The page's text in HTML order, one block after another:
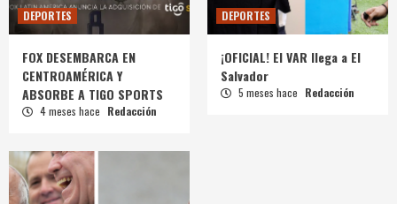
DEPORTES
FOX DESEMBARCA EN
CENTROAMÉRICA Y
ABSORBE A TIGO SPORTS
4 meses hace Redacción
DEPORTES
¡OFICIAL! El VAR llega a El
Salvador
5 meses hace Redacción